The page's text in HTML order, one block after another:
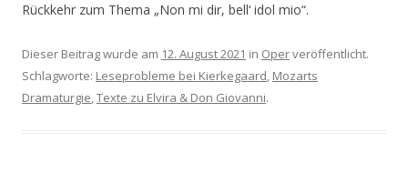
Rückkehr zum Thema „Non mi dir, bell‘ idol mio“.
Dieser Beitrag wurde am 12. August 2021 in Operveröffentlicht.
Schlagworte: Leseprobleme bei Kierkegaard, Mozarts
Dramaturgie,Texte zu Elvira & Don Giovanni.